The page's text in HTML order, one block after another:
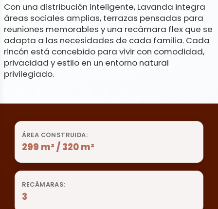
Con una distribución inteligente, Lavanda integra
áreas sociales amplias, terrazas pensadas para
reuniones memorables y una recámara flex que se
adapta a las necesidades de cada familia. Cada
rincón está concebido para vivir con comodidad,
privacidad y estilo en un entorno natural
privilegiado.
ÁREA CONSTRUIDA:
299 m² / 320 m²
RECÁMARAS:
3